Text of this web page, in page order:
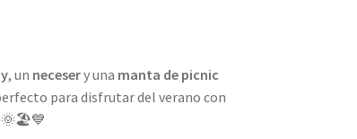
, un necesery una manta de picnic
para disfrutar del verano con
🌞🏖️💙